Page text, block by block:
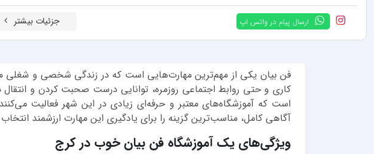
ارسال پیام در واتس اپ جزئیات بیشتر
فن بیان یکی از مهم‌ترین مهارت‌هایی است که در زندگی شخصی و شغلی
کاری و حتی روابط اجتماعی روزمره، توانایی درست صحبت کردن و
است که آموزشگاه‌های معتبر و حرفه‌ای زیادی در این شهر فعالیت
آگاهی کامل، مناسب‌ترین گزینه را برای یادگیری این مهارت ارزشمند
ویژگی‌های یک آموزشگاه فن بیان خوب در کرج